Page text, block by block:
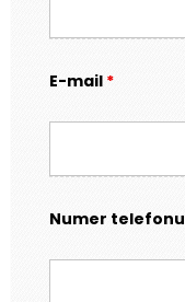
E-mail *
Numer telefonu